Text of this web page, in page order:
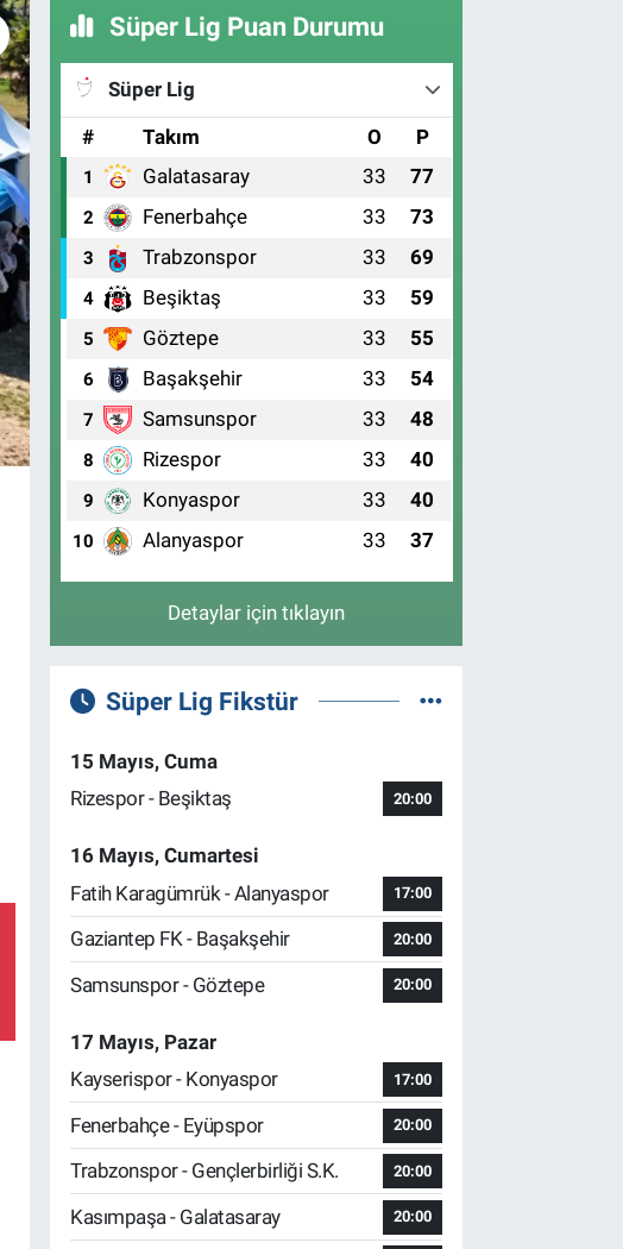
Süper Lig Puan Durumu
Süper Lig
#
Takım O P
1 Galatasaray 33 77
2 Fenerbahçe 33 73
3 Trabzonspor 33 69
4 Beşiktaş 33 59
5 Göztepe 33 55
6 Başakşehir 33 54
7 Samsunspor 33 48
8 Rizespor 33 40
9 Konyaspor 33 40
10 Alanyaspor 33 37
Detaylar için tıklayın
Süper Lig Fikstür
15 Mayıs, Cuma
Rizespor - Beşiktaş
20:00
16 Mayıs, Cumartesi
Fatih Karagümrük - Alanyaspor
17:00
Gaziantep FK - Başakşehir 20:00
Samsunspor - Göztepe 20:00
17 Mayıs, Pazar
Kayserispor - Konyaspor
17:00
Fenerbahçe - Eyüpspor 20:00
Trabzonspor - Gençlerbirliği S.K. 20:00
Kasımpaşa - Galatasaray 20:00